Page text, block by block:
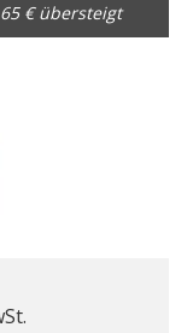
€ übersteigt